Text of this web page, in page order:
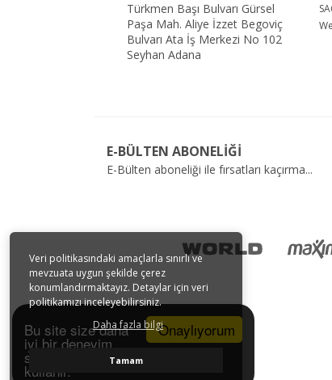
Onaylıyorum
Bu site size daha
iyi bir deneyim
sunmak için tarayıcı çerezlerini
kullanır.
Veri politikasındaki amaçlarla sınırlı ve
mevzuata uygun şekilde çerez
konumlandırmaktayız. Detaylar için veri
politikamızı inceleyebilirsiniz.
Daha fazla bilgi
Tamam
Türkmen Başı Bulvarı Gürsel
Paşa Mah. Aliye İzzet Begoviç
Bulvarı Ata İş Merkezi No 102
Seyhan Adana
E-BÜLTEN ABONELİĞİ
E-Bülten aboneliği ile fırsatları kaçırma...